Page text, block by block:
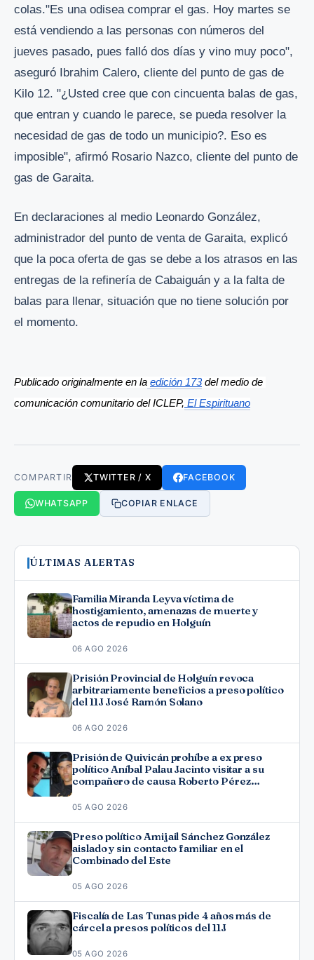
colas."Es una odisea comprar el gas. Hoy martes se
está vendiendo a las personas con números del
jueves pasado, pues falló dos días y vino muy poco",
aseguró Ibrahim Calero, cliente del punto de gas de
Kilo 12. "¿Usted cree que con cincuenta balas de gas,
que entran y cuando le parece, se pueda resolver la
necesidad de gas de todo un municipio?. Eso es
imposible", afirmó Rosario Nazco, cliente del punto de
gas de Garaita.
En declaraciones al medio Leonardo González,
administrador del punto de venta de Garaita, explicó
que la poca oferta de gas se debe a los atrasos en las
entregas de la refinería de Cabaiguán y a la falta de
balas para llenar, situación que no tiene solución por
el momento.
Publicado originalmente en la edición 173 del medio de
comunicación comunitario del ICLEP, El Espirituano
COMPARTIR TWITTER / X FACEBOOK
WHATSAPP COPIAR ENLACE
ÚLTIMAS ALERTAS
Familia Miranda Leyva víctima de
hostigamiento, amenazas de muerte y
actos de repudio en Holguín
06 AGO 2026
Prisión Provincial de Holguín revoca
arbitrariamente beneficios a preso político
del 11J José Ramón Solano
06 AGO 2026
Prisión de Quivicán prohíbe a ex preso
político Aníbal Palau Jacinto visitar a su
compañero de causa Roberto Pérez
05 AGO 2026
Preso político Amijail Sánchez González
aislado y sin contacto familiar en el
Combinado del Este
05 AGO 2026
Fiscalía de Las Tunas pide 4 años más de
cárcel a presos políticos del 11J
05 AGO 2026